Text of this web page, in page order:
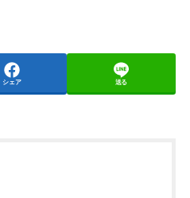
シェア 送る